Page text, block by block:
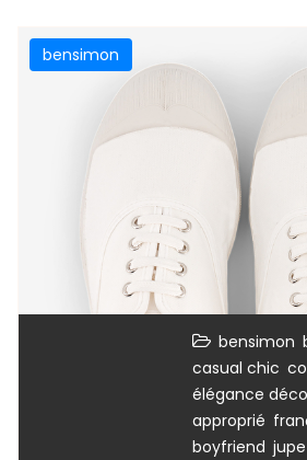
bensimon
bensimon
casual chic
élégance
approprié
boyfriend